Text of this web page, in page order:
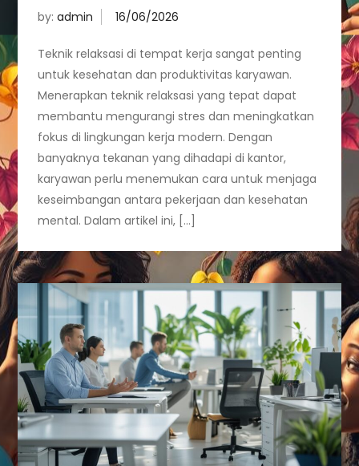
by:admin
Teknik relaksasi di tempat kerja sangat penting
untuk kesehatan dan produktivitas karyawan.
Menerapkan teknik relaksasi yang tepat dapat
membantu mengurangi stres dan meningkatkan
fokus di lingkungan kerja modern. Dengan
banyaknya tekanan yang dihadapi di kantor,
karyawan perlu menemukan cara untuk menjaga
keseimbangan antara pekerjaan dan kesehatan
mental. Dalam artikel ini, […]